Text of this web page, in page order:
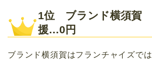
1位 ブランド横須賀
援…0円
ブランド横須賀はフランチャイズでは